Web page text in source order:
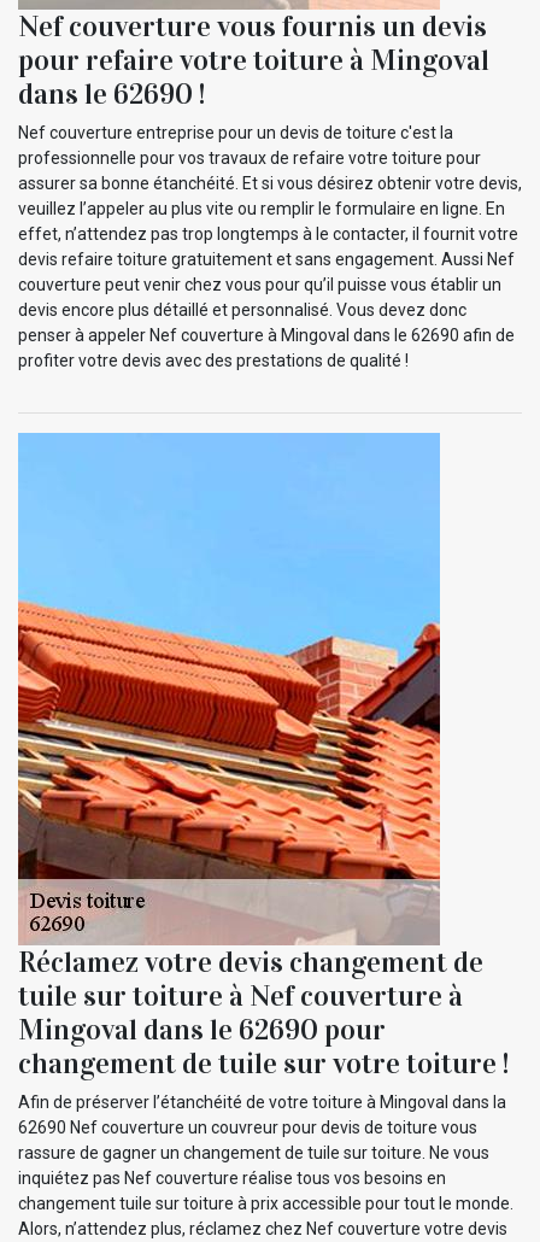
Nef couverture vous fournis un devis
pour refaire votre toiture à Mingoval
dans le 62690 !
Nef couverture entreprise pour un devis de toiture c'est la
professionnelle pour vos travaux de refaire votre toiture pour
assurer sa bonne étanchéité. Et si vous désirez obtenir votre devis,
veuillez l’appeler au plus vite ou remplir le formulaire en ligne. En
effet, n’attendez pas trop longtemps à le contacter, il fournit votre
devis refaire toiture gratuitement et sans engagement. Aussi Nef
couverture peut venir chez vous pour qu’il puisse vous établir un
devis encore plus détaillé et personnalisé. Vous devez donc
penser à appeler Nef couverture à Mingoval dans le 62690 afin de
profiter votre devis avec des prestations de qualité !
Réclamez votre devis changement de
tuile sur toiture à Nef couverture à
Mingoval dans le 62690 pour
changement de tuile sur votre toiture !
Afin de préserver l’étanchéité de votre toiture à Mingoval dans la
62690 Nef couverture un couvreur pour devis de toiture vous
rassure de gagner un changement de tuile sur toiture. Ne vous
inquiétez pas Nef couverture réalise tous vos besoins en
changement tuile sur toiture à prix accessible pour tout le monde.
Alors, n’attendez plus, réclamez chez Nef couverture votre devis